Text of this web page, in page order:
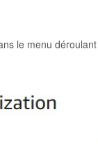
le menu